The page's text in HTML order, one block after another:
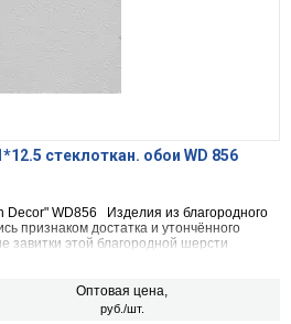
стеклоткан. обои WD 856
WD856 Изделия из благородного
признаком достатка и утончённого
завитки этой благородной шерсти
50 см.
Оптовая цена,
руб./шт.